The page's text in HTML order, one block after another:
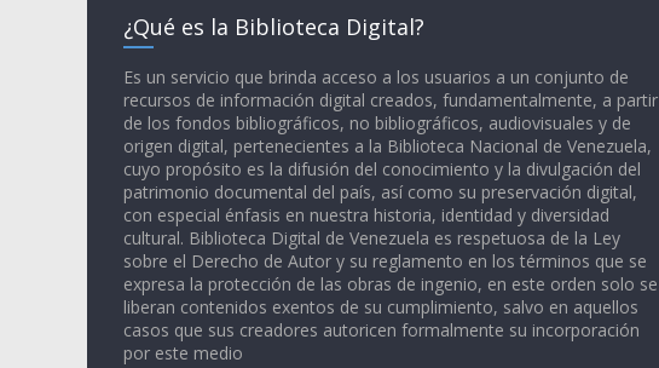
¿Qué es la Biblioteca Digital?
Es un servicio que brinda acceso a los usuarios a un conjunto de
recursos de información digital creados, fundamentalmente, a partir
de los fondos bibliográficos, no bibliográficos, audiovisuales y de
origen digital, pertenecientes a la Biblioteca Nacional de Venezuela,
cuyo propósito es la difusión del conocimiento y la divulgación del
patrimonio documental del país, así como su preservación digital,
con especial énfasis en nuestra historia, identidad y diversidad
cultural. Biblioteca Digital de Venezuela es respetuosa de la Ley
sobre el Derecho de Autor y su reglamento en los términos que se
expresa la protección de las obras de ingenio, en este orden solo se
liberan contenidos exentos de su cumplimiento, salvo en aquellos
casos que sus creadores autoricen formalmente su incorporación
por este medio